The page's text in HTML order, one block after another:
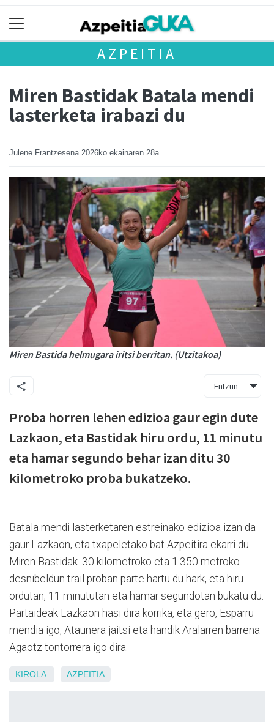
AZPEITIA
Miren Bastidak Batala mendi
lasterketa irabazi du
Julene Frantzesena 2026ko ekainaren 28a
Miren Bastida helmugara iritsi berritan. (Utzitakoa)
Entzun
Proba horren lehen edizioa gaur egin dute
Lazkaon, eta Bastidak hiru ordu, 11 minutu
eta hamar segundo behar izan ditu 30
kilometroko proba bukatzeko.
Batala mendi lasterketaren estreinako edizioa izan da
gaur Lazkaon, eta txapeletako bat Azpeitira ekarri du
Miren Bastidak. 30 kilometroko eta 1.350 metroko
desnibeldun trail proban parte hartu du hark, eta hiru
ordutan, 11 minututan eta hamar segundotan bukatu du.
Partaideak Lazkaon hasi dira korrika, eta gero, Esparru
mendia igo, Ataunera jaitsi eta handik Aralarren barrena
Agaotz tontorrera igo dira.
KIROLA AZPEITIA